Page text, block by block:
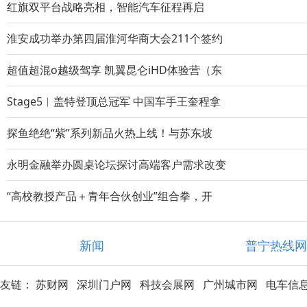
红旗双平台战略亮相，智能汽车征程再启
淮安成功举办第四届淮河华商大会211个签约
超值超混o越级驾享 凯翼昆仑iHD体验营（东
Stage5︱盖特登顶总冠军 中国车手王奎程拿
探鱼绝绝“紫”系列新品火热上线！与苏东坡
永明金融举办圆桌论坛探讨高端客户需求改变
“高校教授产品＋青年合伙创业”组合拳，开
新闻 普宁热线网
友链： 苏财网 深圳门户网 科技会展网 广州城市网 电车信